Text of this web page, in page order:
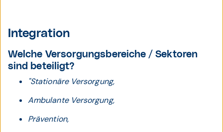
Integration
Welche Versorgungsbereiche / Sektoren
sind beteiligt?
"Stationäre Versorgung,
Ambulante Versorgung,
Prävention,